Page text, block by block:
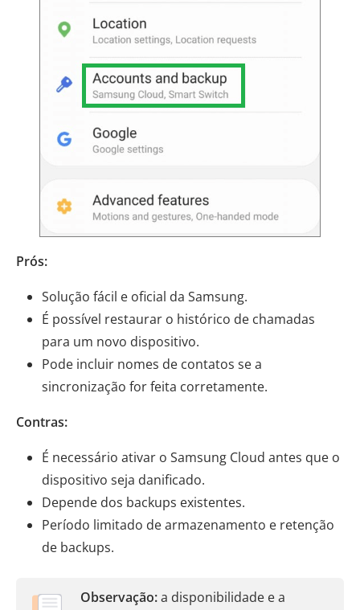
Prós:
Solução fácil e oficial da Samsung.
É possível restaurar o histórico de chamadas
para um novo dispositivo.
Pode incluir nomes de contatos se a
sincronização for feita corretamente.
Contras:
É necessário ativar o Samsung Cloud antes que o
dispositivo seja danificado.
Depende dos backups existentes.
Período limitado de armazenamento e retenção
de backups.
Observação:a disponibilidade e a